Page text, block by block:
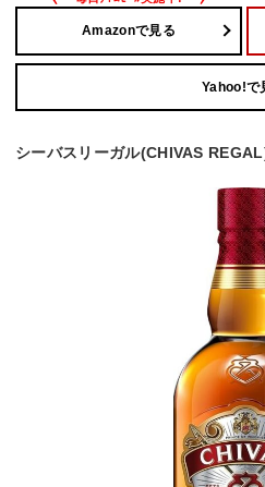
Amazonで見る
Yahoo!で
シーバスリーガル(CHIVAS